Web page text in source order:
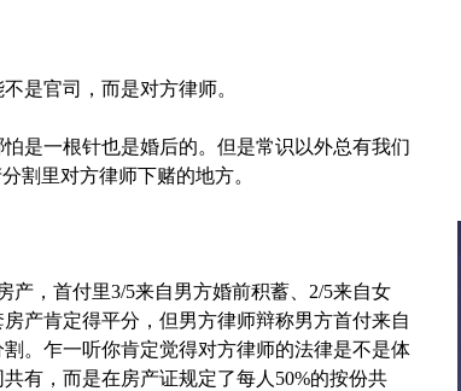
是官司，而是对方律师。
是一根针也是婚后的。但是常识以外总有我们
割里对方律师下赌的地方。
产，首付里3/5来自男方婚前积蓄、2/5来自女
产肯定得平分，但男方律师辩称男方首付来自
。乍一听你肯定觉得对方律师的法律是不是体
有，而是在房产证规定了每人50%的按份共